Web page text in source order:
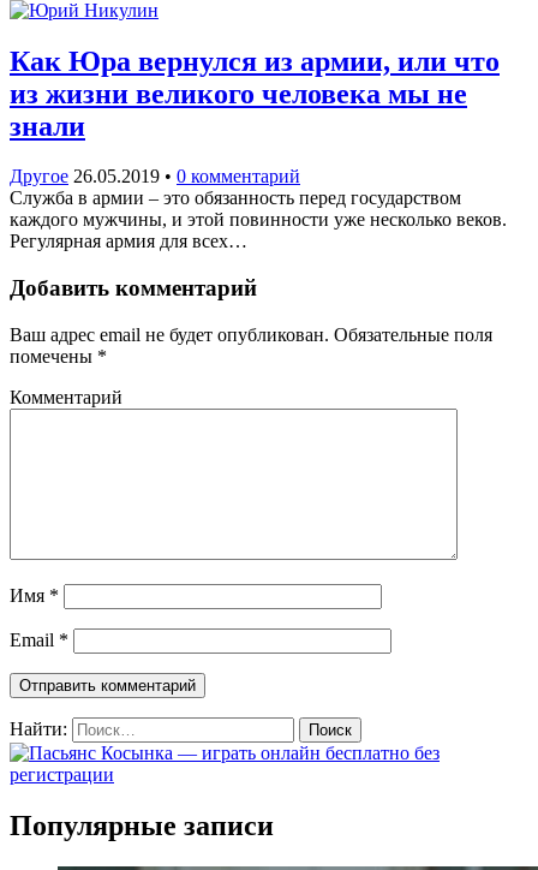
Как Юра вернулся из армии, или что
из жизни великого человека мы не
знали
Другое 26.05.2019 • 0 комментарий
Служба в армии – это обязанность перед государством
каждого мужчины, и этой повинности уже несколько веков.
Регулярная армия для всех…
Добавить комментарий
Ваш адрес email не будет опубликован. Обязательные поля
помечены *
Комментарий
Имя *
Email *
Найти:
Популярные записи